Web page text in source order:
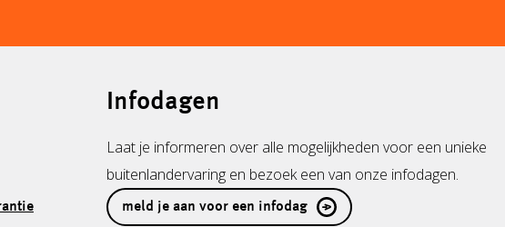
Infodagen
Laat je informeren over alle mogelijkheden voor een unieke
buitenlandervaring en bezoek een van onze infodagen.
meld je aan voor een infodag